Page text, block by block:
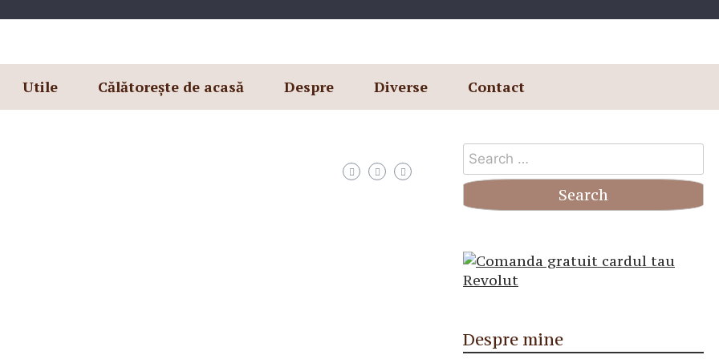
Utile Călătorește de acasă Despre Diverse Contact
Search
for:
Despre mine